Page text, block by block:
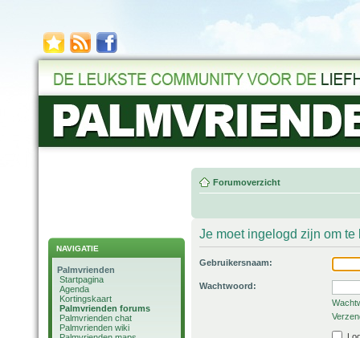
NAVIGATIE
Palmvrienden
Startpagina
Agenda
Kortingskaart
Palmvrienden forums
Palmvrienden chat
Palmvrienden wiki
Forumoverzicht
Je moet ingelogd zijn om
Gebruikersnaam:
Wachtwoord: